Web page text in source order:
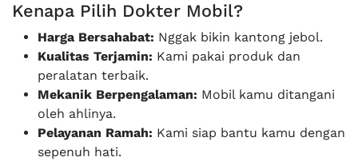
Kenapa Pilih Dokter Mobil?
Harga Bersahabat: Nggak bikin kantong jebol.
Kualitas Terjamin: Kami pakai produk dan
peralatan terbaik.
Mekanik Berpengalaman: Mobil kamu ditangani
oleh ahlinya.
Pelayanan Ramah: Kami siap bantu kamu dengan
sepenuh hati.